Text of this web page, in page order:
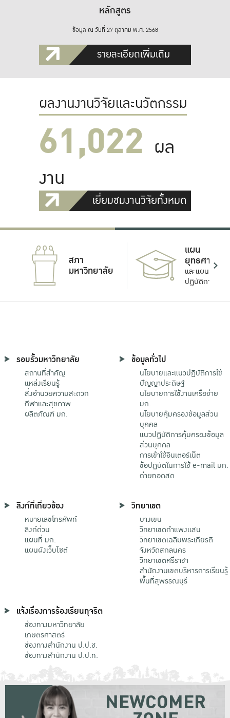
หลักสูตร
ข้อมูล ณ วันที่ 27 ตุลาคม พ.ศ. 2568
รายละเอียดเพิ่มเติม
ผลงานงานวิจัยและนวัตกรรม
61,022 ผล
งาน
เยี่ยมชมงานวิจัยทั้งหมด
สภา
มหาวิทยาลัย
แผน
ยุทธศาสตร์
และแผน
ปฏิบัติการ
รอบรั้วมหาวิทยาลัย
สถานที่สำคัญ
แหล่งเรียนรู้
สิ่งอำนวยความสะดวก
กีฬาและสุขภาพ
ผลิตภัณฑ์ มก.
ข้อมูลทั่วไป
นโยบายและแนวปฏิบัติการใช้
ปัญญาประดิษฐ์
นโยบายการใช้งานเครือข่าย
มก.
นโยบายคุ้มครองข้อมูลส่วน
บุคคล
แนวปฏิบัติการคุ้มครองข้อมูล
ส่วนบุคคล
การเข้าใช้อินเตอร์เน็ต
ข้อปฏิบัติในการใช้ e-mail มก.
ถ่ายทอดสด
ลิงก์ที่เกี่ยวข้อง
หมายเลขโทรศัพท์
ลิงก์ด่วน
แผนที่ มก.
แผนผังเว็บไซต์
วิทยาเขต
บางเขน
วิทยาเขตกําแพงแสน
วิทยาเขตเฉลิมพระเกียรติ
จังหวัดสกลนคร
วิทยาเขตศรีราชา
สำนักงานเขตบริหารการเรียนรู้
พื้นที่สุพรรณบุรี
แจ้งเรื่องการร้องเรียนทุจริต
ช่องทางมหาวิทยาลัย
เกษตรศาสตร์
ช่องทางสำนักงาน ป.ป.ช.
ช่องทางสำนักงาน ป.ป.ท.
NEWCOMER